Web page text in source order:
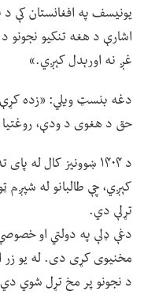
یونیسف په افغانستان کې
اشارې د هغه تنکیو نجونو
غږ نه اورېدل کېږي.»
دغه بنسټ ویلي: «زده
حق د هغوی د ودې، روغتیا
کېږي، چې طالبانو له شپږم
تړلې دي.
دغې ډلې په دولتي او
مخنیوی کړی دی. له یو زر
د نجونو پر مخ تړل شوي